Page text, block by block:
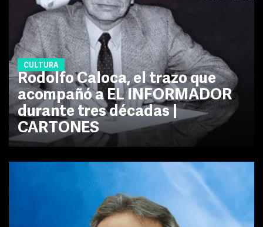
CULTURA
Rodolfo Caloca, el trazo que
acompañó a EL INFORMADOR
durante tres décadas |
CARTONES